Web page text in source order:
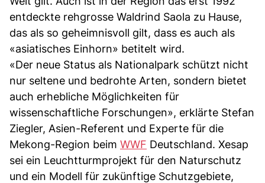
entdeckte rehgrosse Waldrind Saola zu Hause,
das als so geheimnisvoll gilt, dass es auch als
«asiatisches Einhorn» betitelt wird.
«Der neue Status als Nationalpark schützt nicht
nur seltene und bedrohte Arten, sondern bietet
auch erhebliche Möglichkeiten für
wissenschaftliche Forschungen», erklärte Stefan
Ziegler, Asien-Referent und Experte für die
Mekong-Region beim WWF Deutschland. Xesap
sei ein Leuchtturmprojekt für den Naturschutz
und ein Modell für zukünftige Schutzgebiete,